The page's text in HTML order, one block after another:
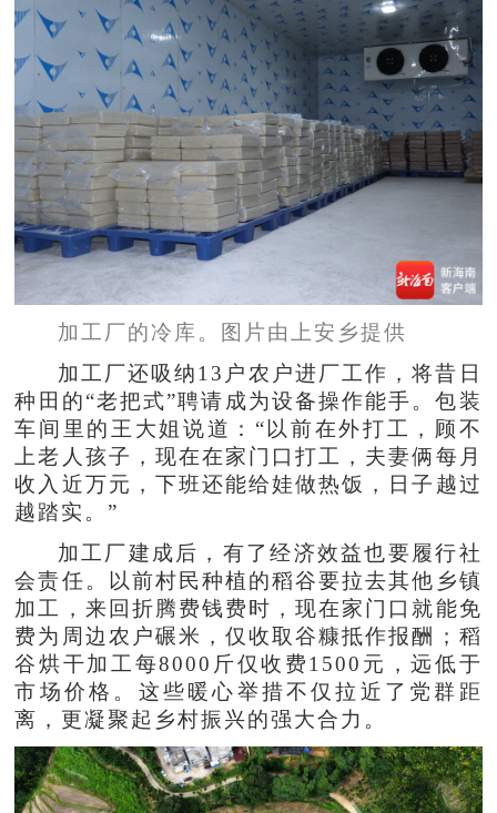
加工厂的冷库。图片由上安乡提供
加工厂还吸纳13户农户进厂工作，将昔日
种田的“老把式”聘请成为设备操作能手。包装
车间里的王大姐说道：“以前在外打工，顾不
上老人孩子，现在在家门口打工，夫妻俩每月
收入近万元，下班还能给娃做热饭，日子越过
越踏实。”
加工厂建成后，有了经济效益也要履行社
会责任。以前村民种植的稻谷要拉去其他乡镇
加工，来回折腾费钱费时，现在家门口就能免
费为周边农户碾米，仅收取谷糠抵作报酬；稻
谷烘干加工每8000斤仅收费1500元，远低于
市场价格。这些暖心举措不仅拉近了党群距
离，更凝聚起乡村振兴的强大合力。